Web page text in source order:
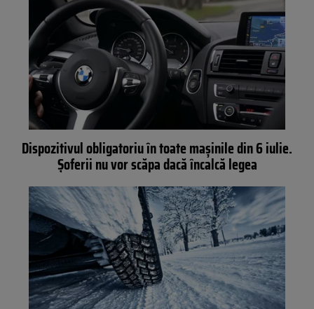
Dispozitivul obligatoriu în toate mașinile din 6 iulie.
Șoferii nu vor scăpa dacă încalcă legea